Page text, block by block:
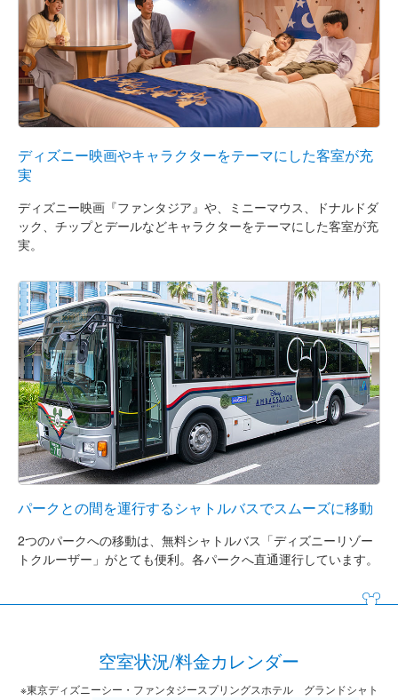
ディズニー映画やキャラクターをテーマにした客室が充
実
ディズニー映画『ファンタジア』や、ミニーマウス、ドナルドダ
ック、チップとデールなどキャラクターをテーマにした客室が充
実。
パークとの間を運行するシャトルバスでスムーズに移動
2つのパークへの移動は、無料シャトルバス「ディズニーリゾー
トクルーザー」がとても便利。各パークへ直通運行しています。
空室状況/料金カレンダー
※東京ディズニーシー・ファンタジースプリングスホテル グランドシャト